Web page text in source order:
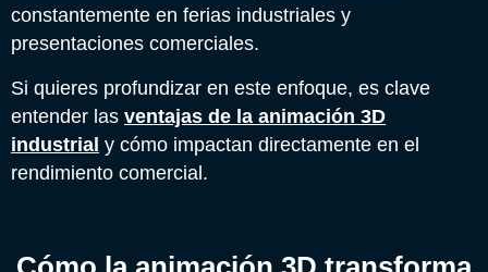
constantemente en ferias industriales y
presentaciones comerciales.
Si quieres profundizar en este enfoque, es clave
entender las ventajas de la animación 3D
industrial y cómo impactan directamente en el
rendimiento comercial.